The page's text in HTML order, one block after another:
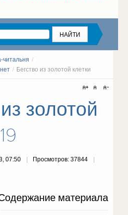
читальня /
/ Бегство из золотой клетки
золотой
07:50 Просмотров: 37844
материала